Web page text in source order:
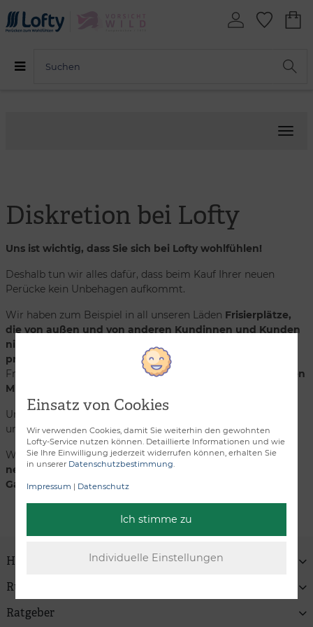
Diskretion bei Lofty
Uns ist wichtig, dass Sie sich bei Lofty wohlfühlen!
Deshalb tun wir alles dafür, dass beim Kauf Ihrer neuen
Perücke kein Unbehagen aufkommt.
Wir haben zum Beispiel in all unseren Läden Frisierplätze,
die von außen und von anderen Kundinnen und Kunden
nicht einsehbar sind
. So haben Sie die Möglichkeit, in
privater Atmosphäre
ganz in Ruhe
Frisuren aufzuprobieren und sich von unseren
fachkundigen
Mitarbeitenden
Unsere Mitarbeitenden sind fachlich auf die Bedürfnisse
unserer Klienten geschult und gehen sensibel darauf ein.
Wir sindverschwiegenund versenden unserePakete so
neutral, dass andere nicht auf den Inhalt schließen können.
Ganz diskret eben.
Haben Sie Fragen?
Rund um Lofty
Ratgeber
Einsatz von Cookies
Wir verwenden Cookies, damit Sie weiterhin den gewohnten
Lofty-Service nutzen können. Detaillierte Informationen und wie
Sie Ihre Einwilligung jederzeit widerrufen können, erhalten Sie
in unserer Datenschutzbestimmung
Impressum | Datenschutz
Ich stimme zu